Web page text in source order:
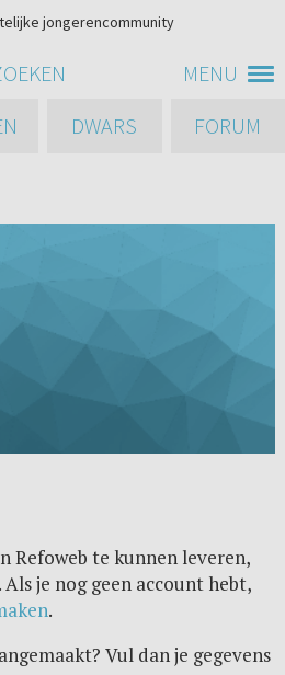
MENU
jongerencommunity
DWARS FORUM
Refoweb te kunnen leveren,
je nog geen account hebt,
.
Vul dan je gegevens